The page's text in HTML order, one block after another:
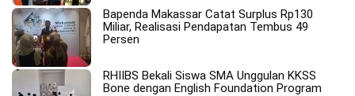
Bapenda Makassar Catat Surplus Rp130
Miliar, Realisasi Pendapatan Tembus 49
Persen
RHIIBS Bekali Siswa SMA Unggulan KKSS
Bone dengan English Foundation Program